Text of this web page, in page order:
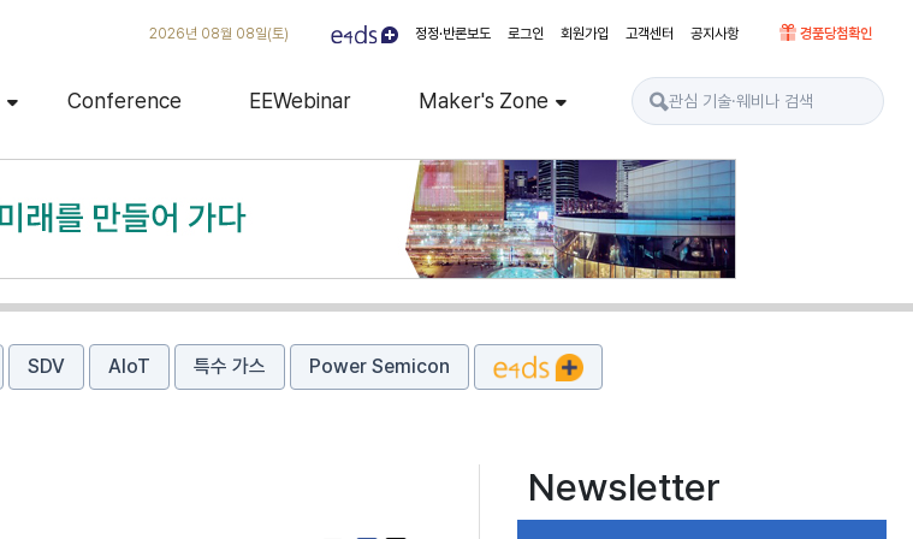
2026년 08월 08일(토) 정정·반론보도 로그인 회원가입 고객센터 공지사항 경품당첨확인
Conference EEWebinar Maker's Zone
SDV AIoT 특수 가스 Power Semicon
Newsletter